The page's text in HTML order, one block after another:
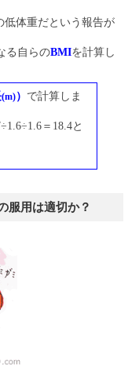
低体重だという報告が
る自らのBMIを計算し
(m)） で計算しま
＝18.4と
服用は適切か？